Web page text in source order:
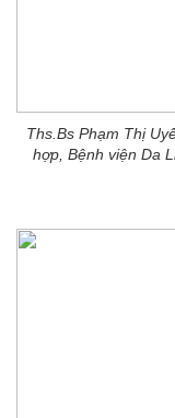
Ths.Bs Phạm Thị
hợp, Bệnh viện Da